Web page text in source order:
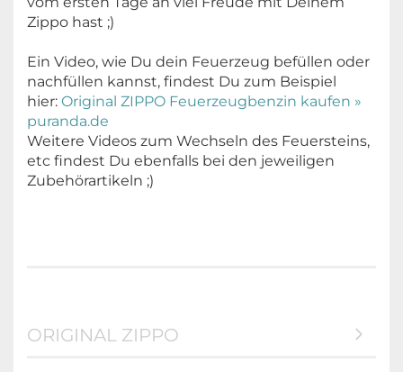
Zippo hast ;)
Ein Video, wie Du dein Feuerzeug befüllen oder
nachfüllen kannst, findest Du zum Beispiel
hier: Original ZIPPO Feuerzeugbenzin kaufen »
puranda.de
Weitere Videos zum Wechseln des Feuersteins,
etc findest Du ebenfalls bei den jeweiligen
Zubehörartikeln ;)
ORIGINAL ZIPPO